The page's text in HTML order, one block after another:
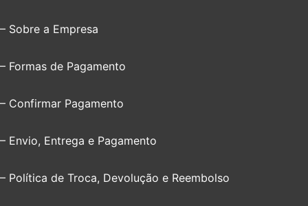
– Sobre a Empresa
– Formas de Pagamento
– Confirmar Pagamento
– Envio, Entrega e Pagamento
– Política de Troca, Devolução e Reembolso